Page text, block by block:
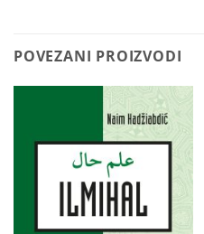
POVEZANI PROIZVODI